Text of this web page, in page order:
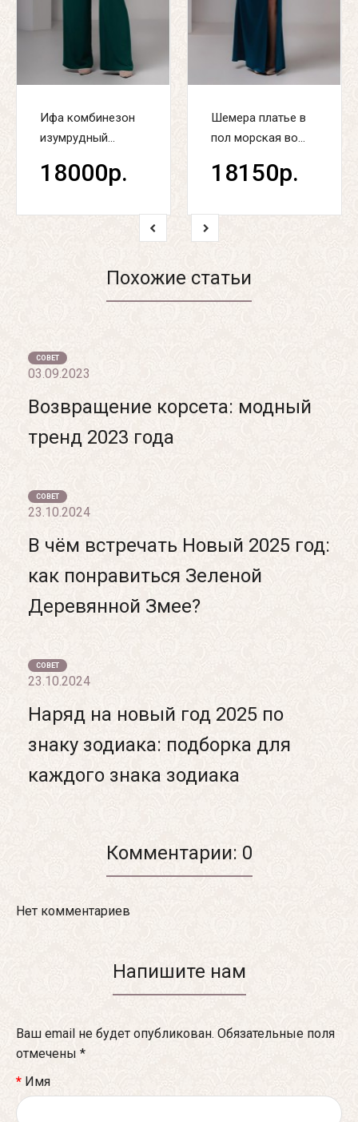
Ифа комбинезон
изумрудный...
18000р.
Шемера платье в
пол морская во...
18150р.
Похожие статьи
СОВЕТ
03.09.2023
Возвращение корсета: модный
тренд 2023 года
СОВЕТ
23.10.2024
В чём встречать Новый 2025 год:
как понравиться Зеленой
Деревянной Змее?
СОВЕТ
23.10.2024
Наряд на новый год 2025 по
знаку зодиака: подборка для
каждого знака зодиака
Комментарии: 0
Нет комментариев
Напишите нам
Ваш email не будет опубликован. Обязательные поля
отмечены *
Имя